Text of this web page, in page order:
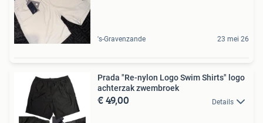
's-Gravenzande 23 mei 26
Prada "Re-nylon Logo Swim Shirts" logo
achterzak zwembroek
€ 49,00 Details